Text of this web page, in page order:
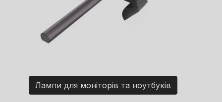
Лампи для моніторів та ноутбуків